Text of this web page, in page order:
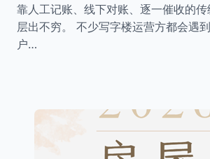
靠人工记账、线下对账、逐一催收的
层出不穷。 不少写字楼运营方都会遇
户…